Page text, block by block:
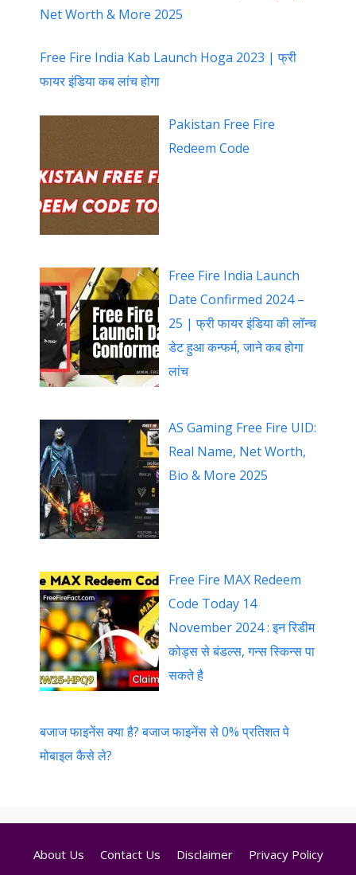
Net Worth & More 2025
Free Fire India Kab Launch Hoga 2023 | फ्री
फायर इंडिया कब लांच होगा
Pakistan Free Fire
Redeem Code
Free Fire India Launch
Date Confirmed 2024 –
25 | फ्री फायर इंडिया की लॉन्च
डेट हुआ कन्फर्म, जाने कब होगा
लांच
AS Gaming Free Fire UID:
Real Name, Net Worth,
Bio & More 2025
Free Fire MAX Redeem
Code Today 14
November 2024 : इन रिडीम
कोड्स से बंडल्स, गन्स स्किन्स पा
सकते है
बजाज फाइनेंस क्या है? बजाज फाइनेंस से 0% प्रतिशत पे
मोबाइल कैसे ले?
About Us Contact Us Disclaimer Privacy Policy